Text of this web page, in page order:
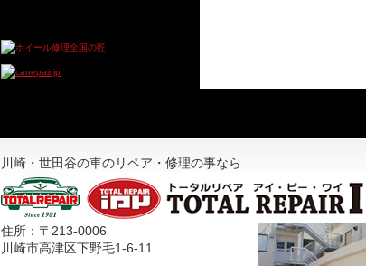
川崎・世田谷の車のリペア・修理の事なら
住所：〒213-0006
川崎市高津区下野毛1-6-11